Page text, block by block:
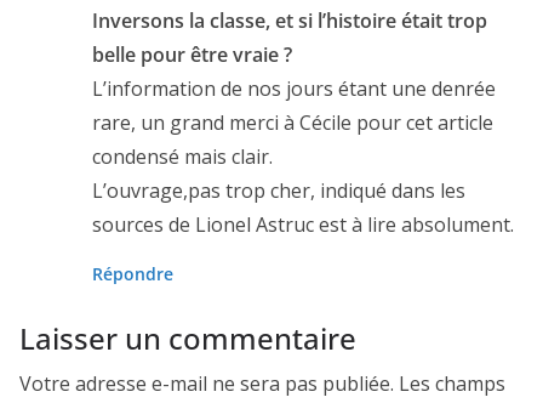
Inversons la classe, et si l’histoire était trop
belle pour être vraie ?
L’information de nos jours étant une denrée
rare, un grand merci à Cécile pour cet article
condensé mais clair.
L’ouvrage,pas trop cher, indiqué dans les
sources de Lionel Astruc est à lire absolument.
Répondre
Laisser un commentaire
Votre adresse e-mail ne sera pas publiée. Les champs